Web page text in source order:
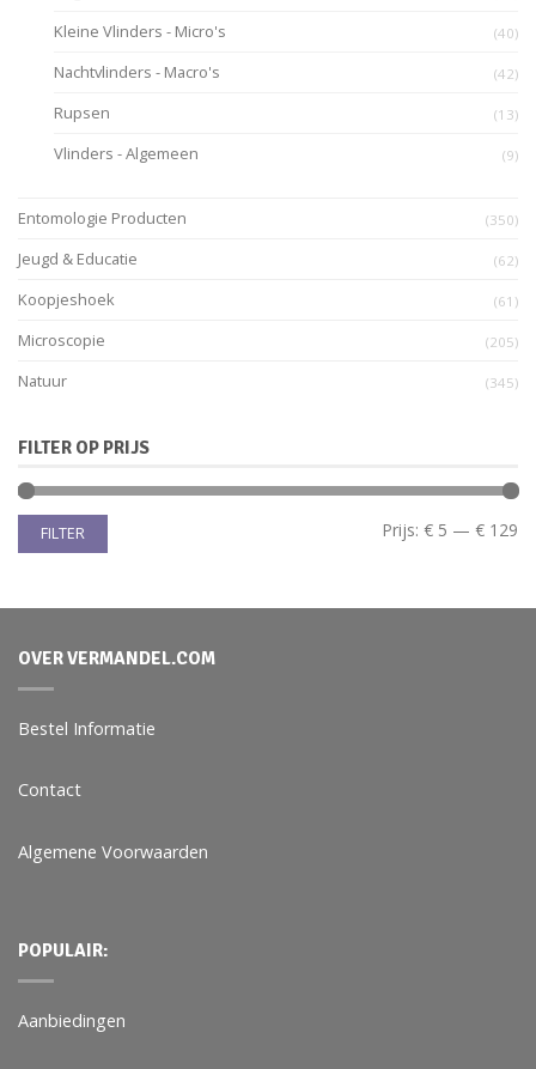
Kleine Vlinders - Micro's (40)
Nachtvlinders - Macro's (42)
Rupsen (13)
Vlinders - Algemeen (9)
Entomologie Producten (350)
Jeugd & Educatie (62)
Koopjeshoek (61)
Microscopie (205)
Natuur (345)
FILTER OP PRIJS
FILTER Prijs: € 5 — € 129
OVER VERMANDEL.COM
Bestel Informatie
Contact
Algemene Voorwaarden
POPULAIR:
Aanbiedingen